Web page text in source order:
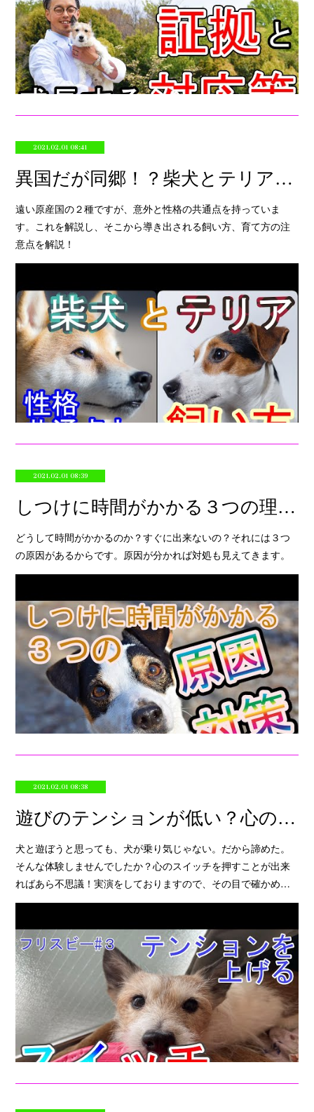
2021.02.01 08:41
異国だが同郷！？柴犬とテリアの性格共通点。
遠い原産国の２種ですが、意外と性格の共通点を持っていま
す。これを解説し、そこから導き出される飼い方、育て方の注
意点を解説！
2021.02.01 08:39
しつけに時間がかかる３つの理由を知っていますか？
どうして時間がかかるのか？すぐに出来ないの？それには３つ
の原因があるからです。原因が分かれば対処も見えてきます。
2021.02.01 08:38
遊びのテンションが低い？心のスイッチを押すと・・・
犬と遊ぼうと思っても、犬が乗り気じゃない。だから諦めた。
そんな体験しませんでしたか？心のスイッチを押すことが出来
ればあら不思議！実演をしておりますので、その目で確かめ…